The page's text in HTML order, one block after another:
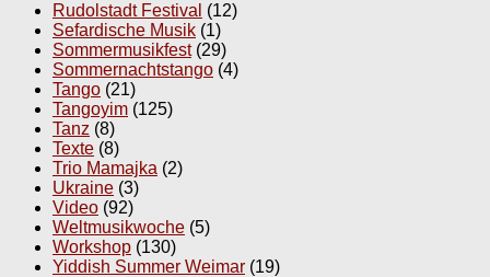
Rudolstadt Festival (12)
Sefardische Musik (1)
Sommermusikfest(29)
Sommernachtstango (4)
Tango (21)
Tangoyim (125)
Tanz (8)
Texte (8)
Trio Mamajka (2)
Ukraine (3)
Video (92)
Weltmusikwoche (5)
Workshop (130)
Yiddish Summer Weimar (19)